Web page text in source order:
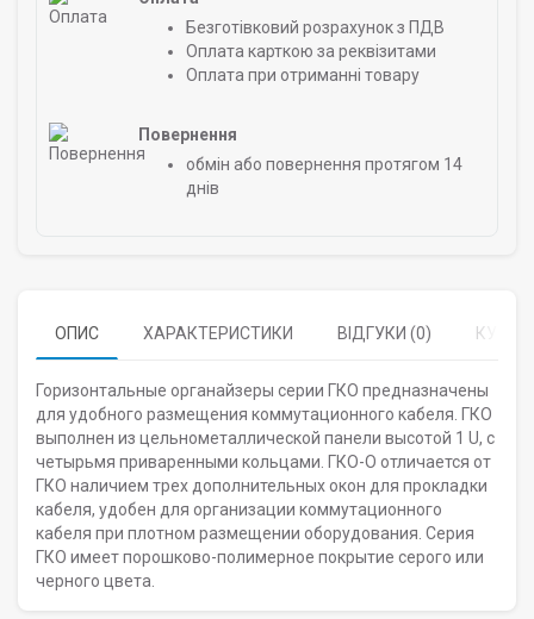
Безготівковий розрахунок з ПДВ
Оплата карткою за реквізитами
Оплата при отриманні товару
Повернення
обмін або повернення протягом 14
днів
ОПИС ХАРАКТЕРИСТИКИ ВІДГУКИ (0)
Горизонтальные органайзеры серии ГКО предназначены
для удобного размещения коммутационного кабеля. ГКО
выполнен из цельнометаллической панели высотой 1 U, с
четырьмя приваренными кольцами. ГКО-О отличается от
ГКО наличием трех дополнительных окон для прокладки
кабеля, удобен для организации коммутационного
кабеля при плотном размещении оборудования. Серия
ГКО имеет порошково-полимерное покрытие серого или
черного цвета.